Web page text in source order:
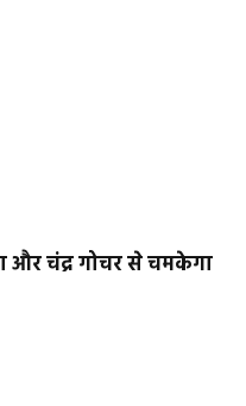
और चंद्र गोचर से चमकेगा